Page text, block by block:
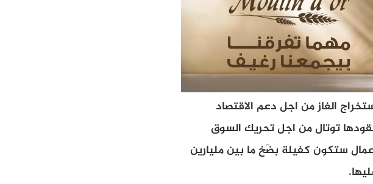
الغاز من اجل دعم الاقتصاد
توتال من اجل تحريك السوق
ستكون كفيلة بضَخ ما بين مليارين